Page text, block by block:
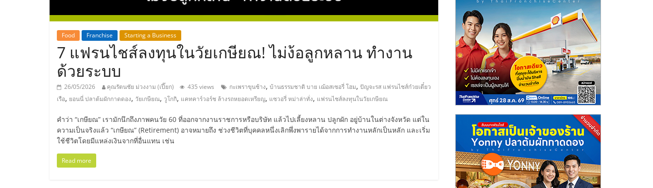
ส
เอ็
มอี
ไทย,
SMEs,
แฟ
รน
Food Franchise Starting a Business
7 แฟรนไชส์ลงทุนในวัยเกษียณ! ไม่ง้อลูกหลาน ทำงาน
ด้วยระบบ
26/05/2026 คุณรัตนชัย ม่วงงาม (เปี๊ยก) 435 views กะเพราขุนช้าง, บ้านธรรมชาติ บาย เฌ้อสเซอรี่ โฮม, ปัญจะรส แฟรนไชส์ก๋วยเตี๋ยว
เรือ, ยอนนี่ ปลาต้มผักกาดดอง, วัยเกษียณ, วูโกกิ, แคทคาร์วอร์ช ล้างรถหยอดเหรียญ, แซวอรี่ หม่าล่าทั่ง, แฟรนไชส์ลงทุนในวัยเกษียณ
คำว่า “เกษียณ” เรามักนึกถึงภาพคนวัย 60 ที่ออกจากงานราชการหรือบริษัท แล้วไปเลี้ยงหลาน ปลูกผัก อยู่บ้านในต่างจังหวัด แต่ใน
ความเป็นจริงแล้ว “เกษียณ” (Retirement) อาจหมายถึง ช่วงชีวิตที่บุคคลหนึ่งเลิกพึ่งพารายได้จากการทำงานหลักเป็นหลัก และเริ่ม
ใช้ชีวิตโดยมีแหล่งเงินจากที่อื่นแทน เช่น
Read more